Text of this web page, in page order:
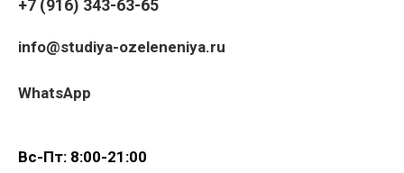
+7 (916) 343-63-65
info@studiya-ozeleneniya.ru
WhatsApp
Вс-Пт: 8:00-21:00